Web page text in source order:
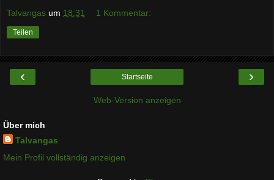
Talvangas um 18:31 1 Kommentar:
Teilen
‹ ›
Startseite
Web-Version anzeigen
Über mich
Talvangas
Mein Profil vollständig anzeigen